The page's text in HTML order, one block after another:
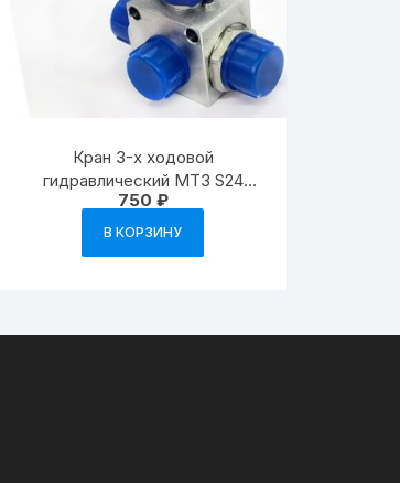
Кран 3-х ходовой
гидравлический МТЗ S24
М20х1.5
750 ₽
В КОРЗИНУ